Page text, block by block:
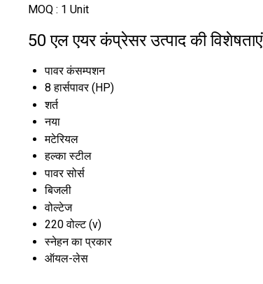
MOQ : 1 Unit
50 एल एयर कंप्रेसर उत्पाद की विशेषताएं
पावर कंसम्पशन
8 हार्सपावर (HP)
शर्त
नया
मटेरियल
हल्का स्टील
पावर सोर्स
बिजली
वोल्टेज
220 वोल्ट (v)
स्नेहन का प्रकार
ऑयल-लेस